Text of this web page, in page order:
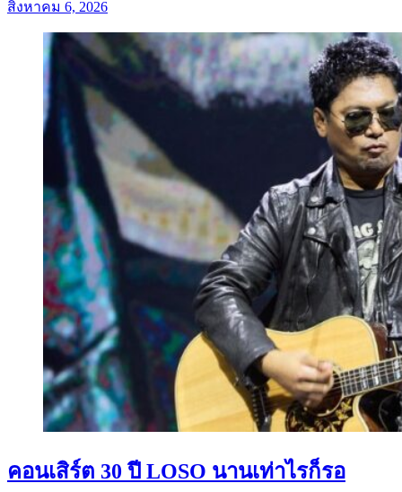
สิงหาคม 6, 2026
คอนเสิร์ต 30 ปี LOSO นานเท่าไรก็รอ